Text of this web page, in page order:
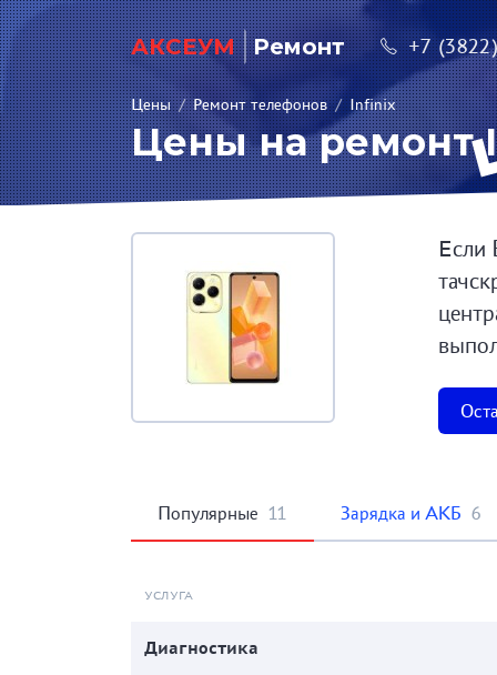
АКСЕУМ Ремонт +7
Цены / Ремонт телефонов / Infinix
Цены на ремонт
Если
Популярные 11 Зарядка и АКБ 6
УСЛУГА
Диагностика